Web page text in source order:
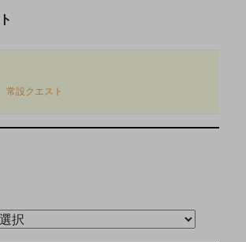
常設クエスト